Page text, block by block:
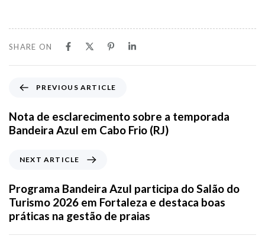
SHARE ON
PREVIOUS ARTICLE
Nota de esclarecimento sobre a temporada
Bandeira Azul em Cabo Frio (RJ)
NEXT ARTICLE
Programa Bandeira Azul participa do Salão do
Turismo 2026 em Fortaleza e destaca boas
práticas na gestão de praias